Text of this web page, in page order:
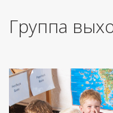
Группа